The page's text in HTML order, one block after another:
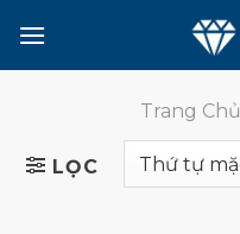
content
Trang Chủ
LỌC